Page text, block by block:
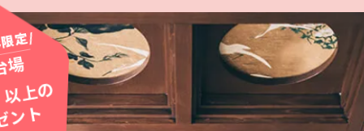
定/
以上の